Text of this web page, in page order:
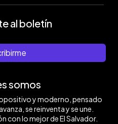
al boletín
somos
y moderno, pensado
se reinventa y se une.
con lo mejor de El Salvador.